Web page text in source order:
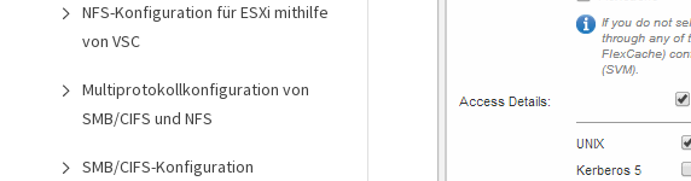
NFS-Konfiguration für ESXi mithilfe
von VSC
Multiprotokollkonfiguration von
SMB/CIFS und NFS
SMB/CIFS-Konfiguration